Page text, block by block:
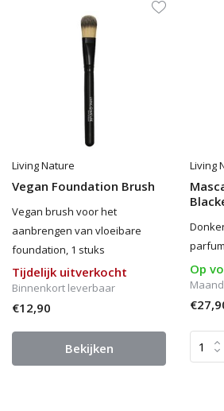
Living Nature
Vegan Foundation Brush
Vegan brush voor het
aanbrengen van vloeibare
foundation, 1 stuks
Tijdelijk uitverkocht
Binnenkort leverbaar
€12,90
Bekijken
Living
Op